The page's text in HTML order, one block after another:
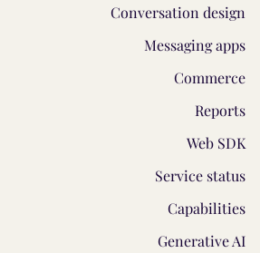
Conversation design
Messaging apps
Commerce
Reports
Web SDK
Service status
Capabilities
Generative AI